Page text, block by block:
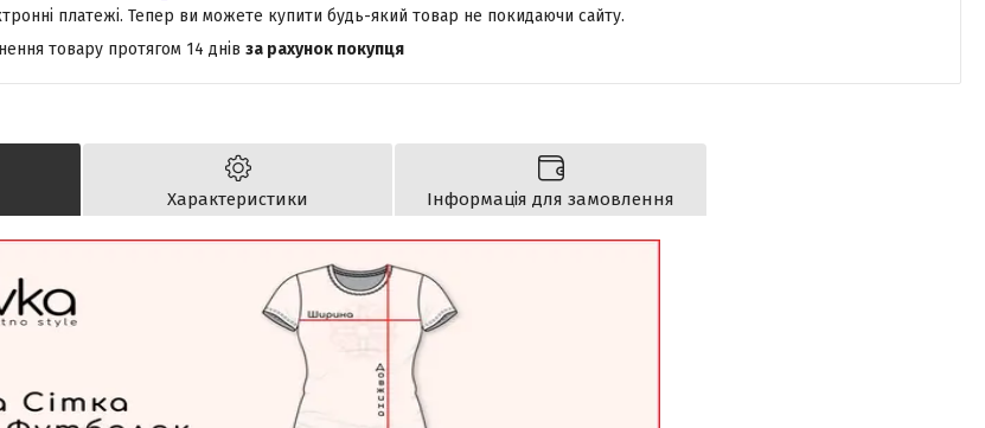
платежі. Тепер ви можете купити будь-який товар не покидаючи сайту.
товару протягом 14 днів за рахунок покупця
Характеристики Інформація для замовлення